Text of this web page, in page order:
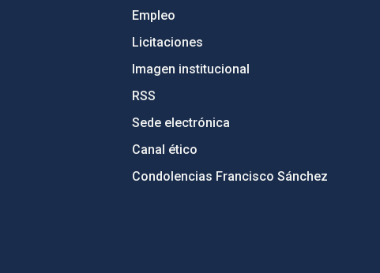
Empleo
Licitaciones
Imagen institucional
RSS
Sede electrónica
Canal ético
Condolencias Francisco Sánchez